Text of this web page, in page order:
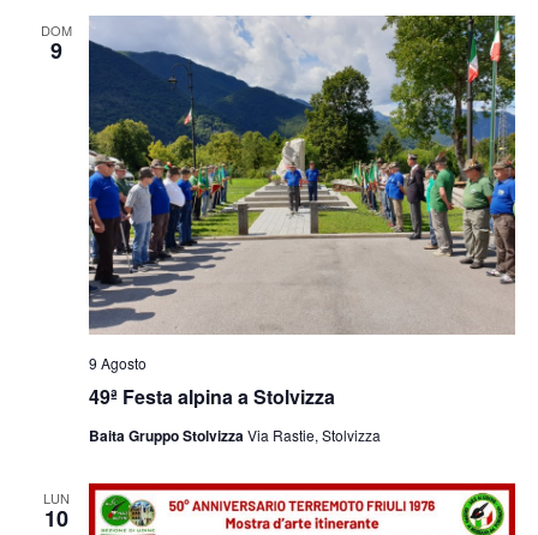
viste
DOM
9
49ª Festa alpina a Stolvizza
9 Agosto
Baita Gruppo StolvizzaVia Rastie, Stolvizza
LUN
10